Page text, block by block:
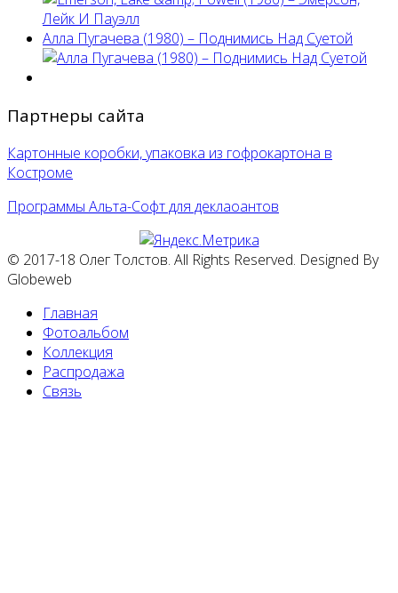
Алла Пугачева (1980) – Поднимись Над Суетой
Партнеры сайта
Картонные коробки, упаковка из гофрокартона в
Костроме
Программы Альта-Софт для деклаоантов
© 2017-18 Олег Толстов. All Rights Reserved. Designed By
Globeweb
Главная
Фотоальбом
Коллекция
Распродажа
Связь